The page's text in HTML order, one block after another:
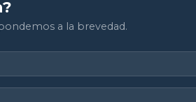
a la brevedad.